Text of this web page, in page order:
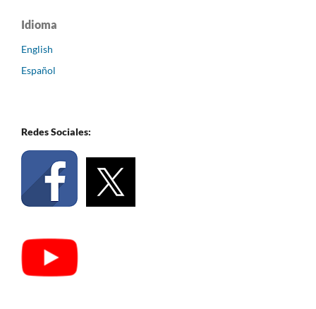
Idioma
English
Español
Redes Sociales: